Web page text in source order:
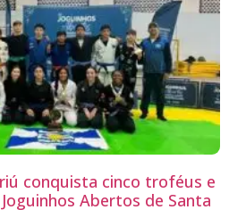
conquista cinco troféus e
Abertos de Santa